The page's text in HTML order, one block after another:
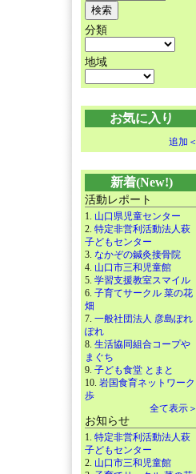
分類
地域
お気に入り
追加＜
新着(New!)
活動レポート
1. 山口県児童センター
2. 特定非営利活動法人萩
子どもセンター
3. なかぞの鍼灸接骨院
4. 山口市三和児童館
5. 学習支援教室スマイル
6. 子育てサークル 菜の花
畑
7. 一般社団法人 彦島ぽれ
ぽれ
8. 生活協同組合コープや
まぐち
9. 子ども食堂 とまと
10. 岩国食育ネットワーク
歩
全て表示＞
お知らせ
1. 特定非営利活動法人萩
子どもセンター
2. 山口市三和児童館